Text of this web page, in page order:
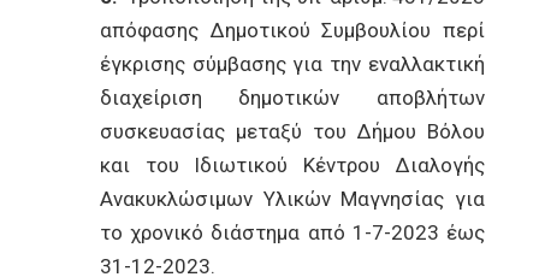
απόφασης Δημοτικού Συμβουλίου περί
έγκρισης σύμβασης για την εναλλακτική
διαχείριση δημοτικών αποβλήτων
συσκευασίας μεταξύ του Δήµου Βόλου
και του Ιδιωτικού Κέντρου Διαλογής
Ανακυκλώσιμων Υλικών Μαγνησίας για
το χρονικό διάστημα από 1-7-2023 έως
31-12-2023.